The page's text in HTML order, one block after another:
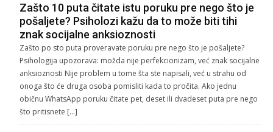
Zašto 10 puta čitate istu poruku pre nego što je
pošaljete? Psiholozi kažu da to može biti tihi
znak socijalne anksioznosti
Zašto po sto puta proveravate poruku pre nego što je pošaljete?
Psihologija upozorava: možda nije perfekcionizam, već znak socijalne
anksioznosti Nije problem u tome šta ste napisali, već u strahu od
onoga što će druga osoba pomisliti kada to pročita. Ako jednu
običnu WhatsApp poruku čitate pet, deset ili dvadeset puta pre nego
što pritisnete […]